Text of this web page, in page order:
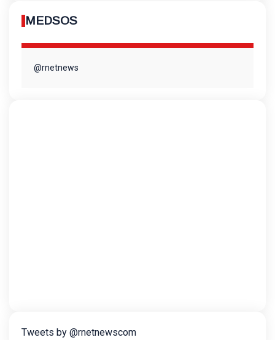
MEDSOS
@rnetnews
Tweets by @rnetnewscom